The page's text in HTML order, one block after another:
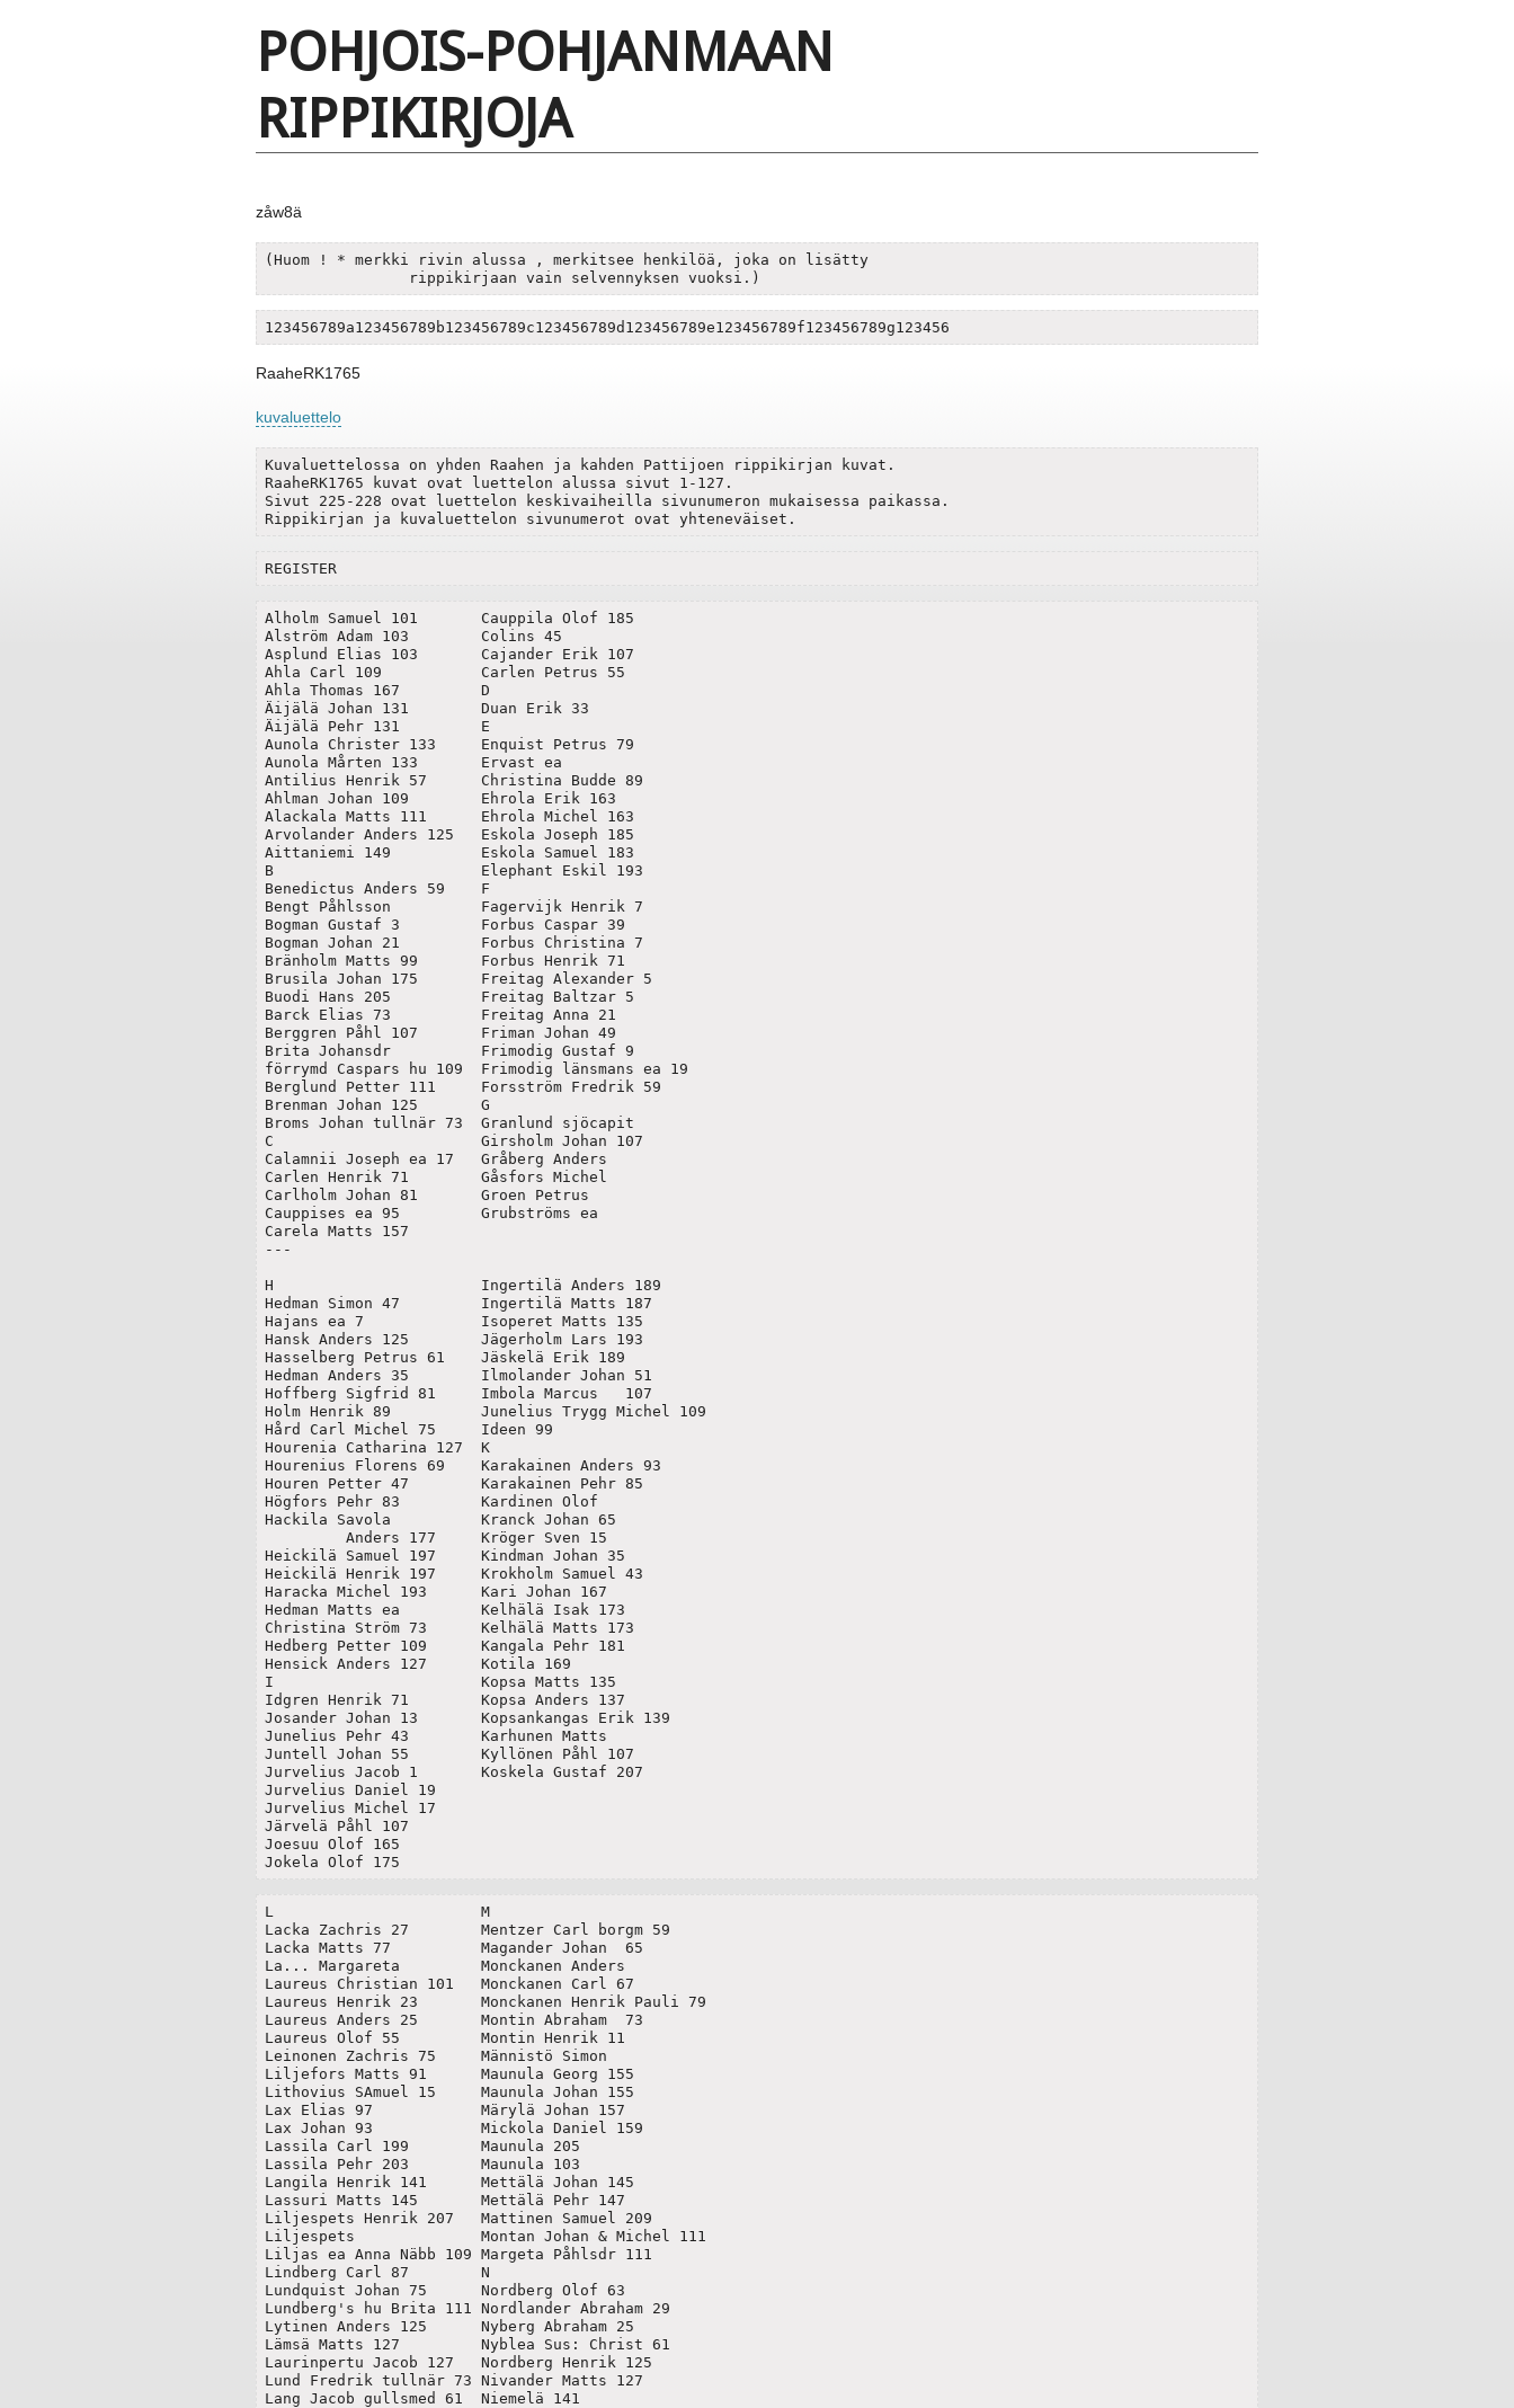
POHJOIS-POHJANMAAN
RIPPIKIRJOJA
zåw8ä
(Huom ! * merkki rivin alussa , merkitsee henkilöä, joka on lisätty
123456789a123456789b123456789c123456789d123456789e123456789f123456789g123456
RaaheRK1765
kuvaluettelo
Kuvaluettelossa on yhden Raahen ja kahden Pattijoen rippikirjan kuvat.
RaaheRK1765 kuvat ovat luettelon alussa sivut 1-127.
Sivut 225-228 ovat luettelon keskivaiheilla sivunumeron mukaisessa paikassa.
Rippikirjan ja kuvaluettelon sivunumerot ovat yhteneväiset.
REGISTER
Alholm Samuel 101	Cauppila Olof 185
Alström Adam 103	Colins 45
Asplund Elias 103	Cajander Erik 107
Ahla Carl 109		Carlen Petrus 55
Ahla Thomas 167		D
Äijälä Johan 131	Duan Erik 33
Äijälä Pehr 131		E
Aunola Christer	133	Enquist Petrus 79
Aunola Mårten 133	Ervast ea
Antilius Henrik 57	Christina Budde 89
Ahlman Johan 109	Ehrola Erik 163
Alackala Matts 111	Ehrola Michel 163
Arvolander Anders 125	Eskola Joseph 185
Aittaniemi 149		Eskola Samuel 183
B			Elephant Eskil 193
Benedictus Anders 59	F
Bengt Påhlsson		Fagervijk Henrik 7
Bogman Gustaf 3		Forbus Caspar 39
Bogman Johan 21		Forbus Christina 7
Bränholm Matts 99	Forbus Henrik 71
Brusila Johan 175	Freitag Alexander 5
Buodi Hans 205		Freitag Baltzar 5
Barck Elias 73		Freitag Anna 21
Berggren Påhl 107	Friman Johan 49
Brita Johansdr		Frimodig Gustaf 9
förrymd Caspars hu 109	Frimodig länsmans ea 19
Berglund Petter 111	Forsström Fredrik 59
Brenman Johan 125	G
Broms Johan tullnär 73	Granlund sjöcapit
C			Girsholm Johan 107
Calamnii Joseph ea 17	Gråberg Anders
Carlen Henrik 71	Gåsfors Michel
Carlholm Johan 81	Groen Petrus
Cauppises ea 95		Grubströms ea
Carela Matts 157
---
H			Ingertilä Anders 189
Hedman Simon 47		Ingertilä Matts 187
Hajans ea 7		Isoperet Matts 135
Hansk Anders 125	Jägerholm Lars 193
Hasselberg Petrus 61	Jäskelä Erik 189
Hedman Anders 35	Ilmolander Johan 51
Hoffberg Sigfrid 81	Imbola Marcus	107
Holm Henrik 89		Junelius Trygg Michel 109
Hård Carl Michel 75	Ideen 99
Hourenia Catharina 127	K
Hourenius Florens 69	Karakainen Anders 93
Houren Petter 47	Karakainen Pehr 85
Högfors Pehr 83		Kardinen Olof
Hackila Savola		Kranck Johan 65
Heickilä Samuel 197	Kindman Johan 35
Heickilä Henrik 197	Krokholm Samuel 43
Haracka Michel 193	Kari Johan 167
Hedman Matts ea		Kelhälä Isak 173
Christina Ström 73	Kelhälä Matts 173
Hedberg Petter 109	Kangala Pehr 181
Hensick Anders 127	Kotila 169
I 			Kopsa Matts 135
Idgren Henrik 71	Kopsa Anders 137
Josander Johan 13	Kopsankangas Erik 139
Junelius Pehr 43	Karhunen Matts
Juntell Johan 55	Kyllönen Påhl 107
Jurvelius Jacob 1	Koskela Gustaf 207
Jurvelius Daniel 19
Jurvelius Michel 17
Järvelä Påhl 107
Joesuu Olof 165
Jokela Olof 175
L			M
Lacka Zachris 27	Mentzer Carl borgm 59
Lacka Matts 77		Magander Johan	65
La... Margareta 	Monckanen Anders
Laureus Christian 101	Monckanen Carl 67
Laureus Henrik 23	Monckanen Henrik Pauli 79
Laureus Anders 25	Montin Abraham	73
Laureus Olof 55		Montin Henrik 11
Leinonen Zachris 75	Männistö Simon
Liljefors Matts 91	Maunula Georg 155
Lithovius SAmuel 15	Maunula Johan 155
Lax Elias 97		Märylä Johan 157
Lax Johan 93		Mickola Daniel 159
Lassila Carl 199	Maunula 205
Lassila Pehr 203	Maunula 103
Langila Henrik 141	Mettälä Johan 145
Lassuri Matts 145	Mettälä Pehr 147
Liljespets Henrik 207	Mattinen Samuel 209
Liljespets		Montan Johan & Michel 111
Liljas ea Anna Näbb 109	Margeta Påhlsdr 111
Lindberg Carl 87	N
Lundquist Johan 75	Nordberg Olof 63
Lundberg's hu Brita 111	Nordlander Abraham 29
Lytinen Anders 125	Nyberg Abraham 25
Lämsä Matts 127		Nyblea Sus: Christ 61
Laurinpertu Jacob 127	Nordberg Henrik 125
Lund Fredrik tullnär 73	Nivander Matts 127
Lang Jacob gullsmed 61	Niemelä 141